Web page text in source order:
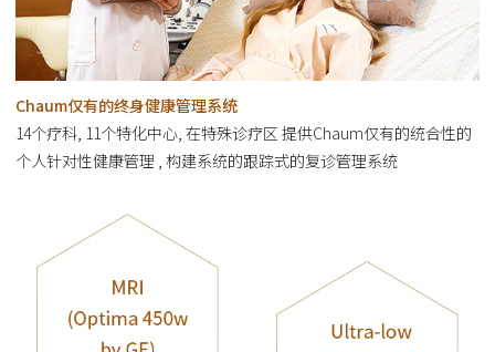
Chaum仅有的终身健康管理系统
14个疗科, 11个特化中心, 在特殊诊疗区 提供Chaum仅有的统合性的
个人针对性健康管理 , 构建系统的跟踪式的复诊管理系统